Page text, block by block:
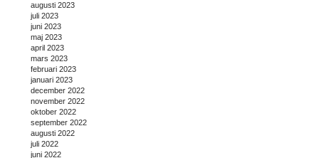
augusti 2023
juli 2023
juni 2023
maj 2023
april 2023
mars 2023
februari 2023
januari 2023
december 2022
november 2022
oktober 2022
september 2022
augusti 2022
juli 2022
juni 2022